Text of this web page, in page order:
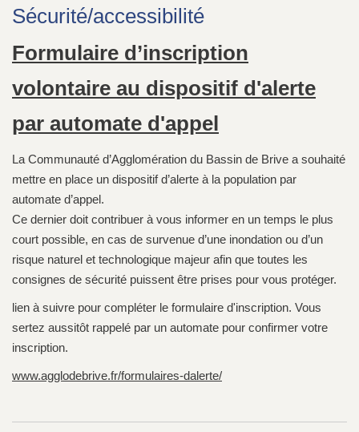
Sécurité/accessibilité
Formulaire d’inscription
volontaire au dispositif d'alerte
par automate d'appel
La Communauté d’Agglomération du Bassin de Brive a souhaité
mettre en place un dispositif d’alerte à la population par
automate d’appel.
Ce dernier doit contribuer à vous informer en un temps le plus
court possible, en cas de survenue d’une inondation ou d’un
risque naturel et technologique majeur afin que toutes les
consignes de sécurité puissent être prises pour vous protéger.
lien à suivre pour compléter le formulaire d'inscription. Vous
sertez aussitôt rappelé par un automate pour confirmer votre
inscription.
www.agglodebrive.fr/formulaires-dalerte/